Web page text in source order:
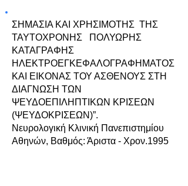
ΣΗΜΑΣΙΑ ΚΑΙ ΧΡΗΣΙΜΟΤΗΣ ΤΗΣ
ΤΑΥΤΟΧΡΟΝΗΣ ΠΟΛΥΩΡΗΣ
ΚΑΤΑΓΡΑΦΗΣ
ΗΛΕΚΤΡΟΕΓΚΕΦΑΛΟΓΡΑΦΗΜΑΤΟΣ
ΚΑΙ ΕΙΚΟΝΑΣ ΤΟΥ ΑΣΘΕΝΟΥΣ ΣΤΗ
ΔΙΑΓΝΩΣΗ ΤΩΝ
ΨΕΥΔΟΕΠΙΛΗΠΤΙΚΩΝ ΚΡΙΣΕΩΝ
(ΨΕΥΔΟΚΡΙΣΕΩΝ)”.
Νευρολογική Κλινική Πανεπιστημίου
Αθηνών, Βαθμός: Άριστα - Χρον.1995